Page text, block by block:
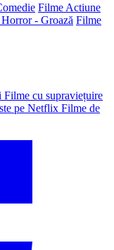
Filme Actiune
- Groază Filme
Filme cu supraviețuire
pe Netflix Filme de